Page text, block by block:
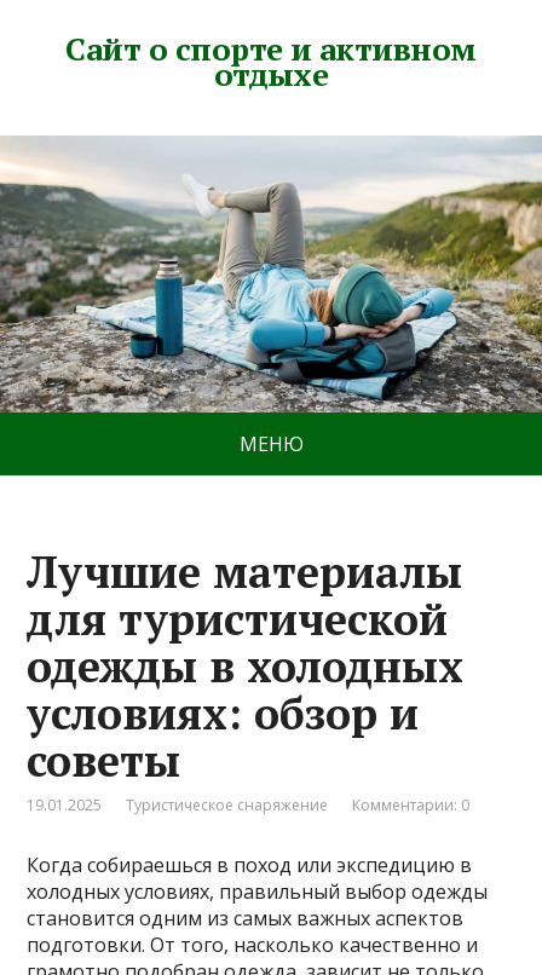
Сайт о спорте и активном
отдыхе
МЕНЮ
Лучшие материалы
для туристической
одежды в холодных
условиях: обзор и
советы
19.01.2025 Туристическое снаряжение Комментарии: 0
Когда собираешься в поход или экспедицию в
холодных условиях, правильный выбор одежды
становится одним из самых важных аспектов
подготовки. От того, насколько качественно и